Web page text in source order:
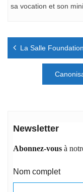
sa vocation et son
Navigation
La Salle
Newsletter
Abonnez-vous à
Nom complet